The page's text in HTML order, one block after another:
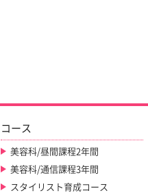
コース
美容科/昼間課程2年間
美容科/通信課程3年間
スタイリスト育成コース